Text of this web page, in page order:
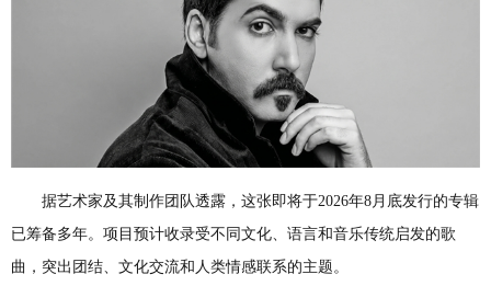
据艺术家及其制作团队透露，这张即将于2026年8月底发行的专辑
已筹备多年。项目预计收录受不同文化、语言和音乐传统启发的歌
曲，突出团结、文化交流和人类情感联系的主题。